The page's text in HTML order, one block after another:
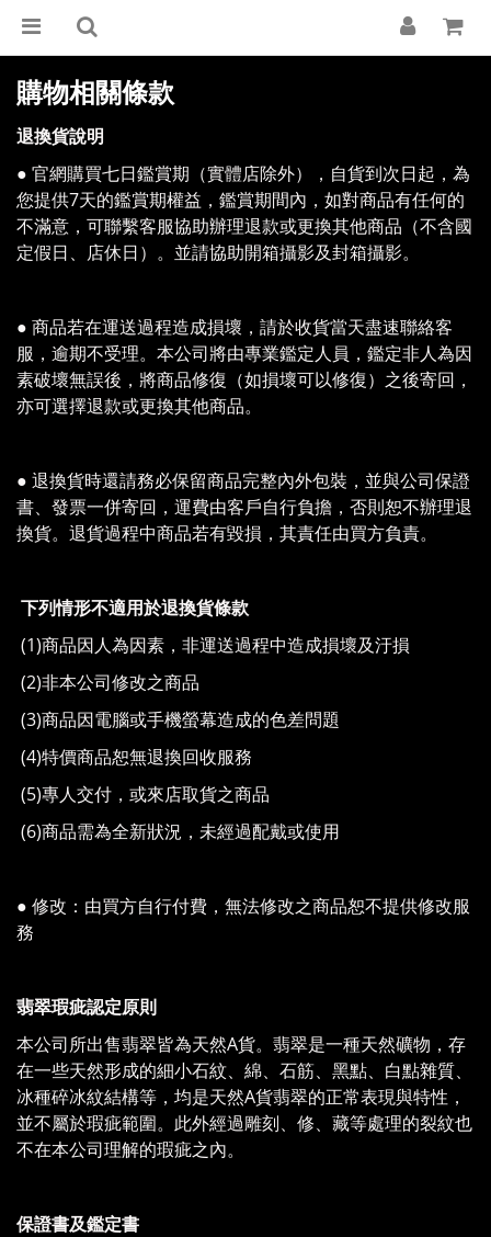
購物相關條款
退換貨說明
● 官網購買七日鑑賞期（實體店除外），自貨到次日起，為
您提供7天的鑑賞期權益，鑑賞期間內，如對商品有任何的
不滿意，可聯繫客服協助辦理退款或更換其他商品（不含國
定假日、店休日）。並請協助開箱攝影及封箱攝影。
● 商品若在運送過程造成損壞，請於收貨當天盡速聯絡客
服，逾期不受理。本公司將由專業鑑定人員，鑑定非人為因
素破壞無誤後，將商品修復（如損壞可以修復）之後寄回，
亦可選擇退款或更換其他商品。
● 退換貨時還請務必保留商品完整內外包裝，並與公司保證
書、發票一併寄回，運費由客戶自行負擔，否則恕不辦理退
換貨。退貨過程中商品若有毀損，其責任由買方負責。
下列情形不適用於退換貨條款
(1)商品因人為因素，非運送過程中造成損壞及汙損
(2)非本公司修改之商品
(3)商品因電腦或手機螢幕造成的色差問題
(4)特價商品恕無退換回收服務
(5)專人交付，或來店取貨之商品
(6)商品需為全新狀況，未經過配戴或使用
● 修改：由買方自行付費，無法修改之商品恕不提供修改服
務
翡翠瑕疵認定原則
本公司所出售翡翠皆為天然A貨。翡翠是一種天然礦物，存
在一些天然形成的細小石紋、綿、石筋、黑點、白點雜質、
冰種碎冰紋結構等，均是天然A貨翡翠的正常表現與特性，
並不屬於瑕疵範圍。此外經過雕刻、修、藏等處理的裂紋也
不在本公司理解的瑕疵之內。
保證書及鑑定書